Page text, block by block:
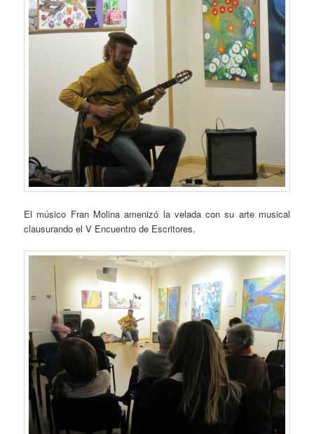
El músico Fran Molina amenizó la velada con su arte musical
clausurando el V Encuentro de Escritores.